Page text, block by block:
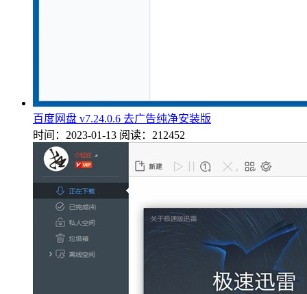
百度网盘 v7.24.0.6 去广告纯净安装版
时间：2023-01-13 阅读：212452